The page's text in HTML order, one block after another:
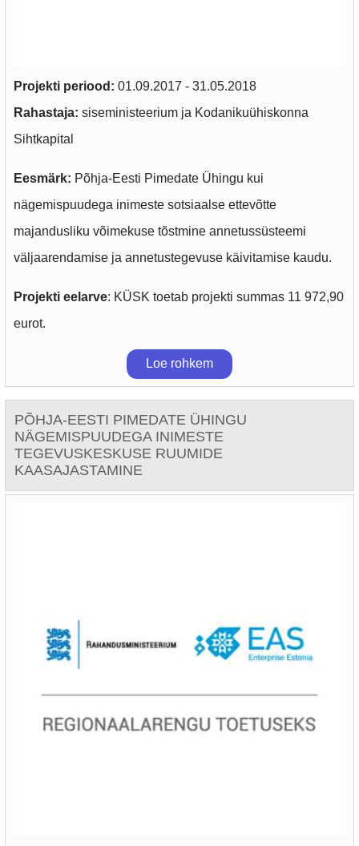
Projekti periood: 01.09.2017 - 31.05.2018
Rahastaja: siseministeerium ja Kodanikuühiskonna
Sihtkapital
Eesmärk: Põhja-Eesti Pimedate Ühingu kui
nägemispuudega inimeste sotsiaalse ettevõtte
majandusliku võimekuse tõstmine annetussüsteemi
väljaarendamise ja annetustegevuse käivitamise kaudu.
Projekti eelarve: KÜSK toetab projekti summas 11 972,90
eurot.
Loe rohkem
PÕHJA-EESTI PIMEDATE ÜHINGU
NÄGEMISPUUDEGA INIMESTE
TEGEVUSKESKUSE RUUMIDE
KAASAJASTAMINE